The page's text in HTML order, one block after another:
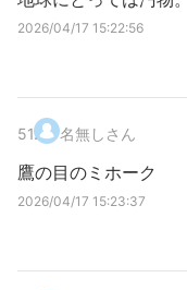
2026/04/17 15:22:56
51. 名無しさん
鷹の目のミホーク
2026/04/17 15:23:37